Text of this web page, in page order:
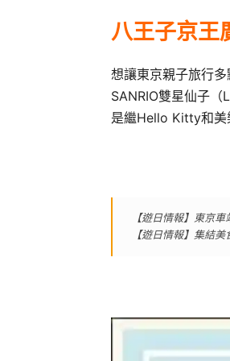
八王子京王
想讓東京親子旅行
SANRIO雙星仙子
是繼Hello Kitty和美
【遊日情報】東京
【遊日情報】集結